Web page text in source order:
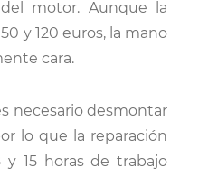
motor. Aunque la
y 120 euros, la mano
cara.
necesario desmontar
lo que la reparación
15 horas de trabajo